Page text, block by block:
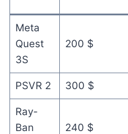
Meta
Quest
3S
200 $
PSVR 2 300 $
Ray-
Ban
240 $